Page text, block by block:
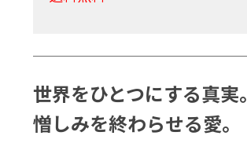
世界をひとつにする真実。
憎しみを終わらせる愛。